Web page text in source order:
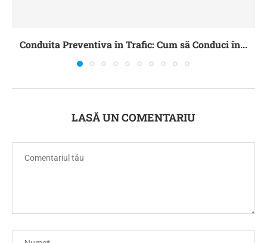
Conduita Preventiva în Trafic: Cum să Conduci în...
LASĂ UN COMENTARIU